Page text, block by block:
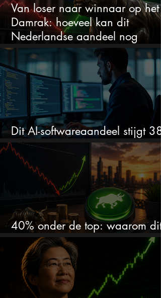
Van loser naar winnaar op het
Damrak: hoeveel kan dit
Nederlandse aandeel nog
stijgen?
Dit AI-softwareaandeel stijgt
en zet de SaaS-crash op zijn
40% onder de top: waarom dit
aandeel weer interessant wordt